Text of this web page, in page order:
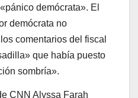
demócrata». El
demócrata no
comentarios del fiscal
que había puesto
sombría».
CNN Alyssa Farah